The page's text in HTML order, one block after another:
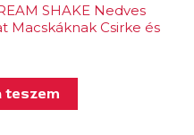
SHAKE Nedves
Macskáknak Csirke és
teszem